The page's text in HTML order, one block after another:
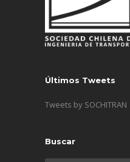
Últimos Tweets
Tweets by SOCHITRAN
Buscar